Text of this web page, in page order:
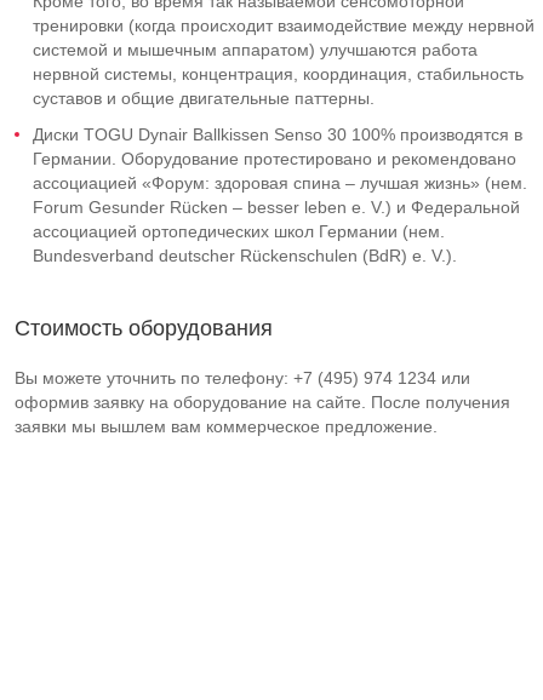
тренировки (когда происходит взаимодействие между нервной
системой и мышечным аппаратом) улучшаются работа
нервной системы, концентрация, координация, стабильность
суставов и общие двигательные паттерны.
Диски TOGU Dynair Ballkissen Senso 30 100% производятся в
Германии. Оборудование протестировано и рекомендовано
ассоциацией «Форум: здоровая спина – лучшая жизнь» (нем.
Forum Gesunder Rücken – besser leben e. V.) и Федеральной
ассоциацией ортопедических школ Германии (нем.
Bundesverband deutscher Rückenschulen (BdR) e. V.).
Стоимость оборудования
Вы можете уточнить по телефону: +7 (495) 974 1234 или
оформив заявку на оборудование на сайте. После получения
заявки мы вышлем вам коммерческое предложение.